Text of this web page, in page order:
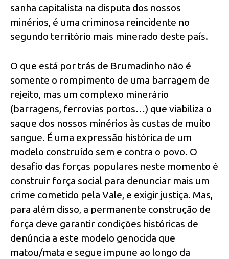
sanha capitalista na disputa dos nossos
minérios, é uma criminosa reincidente no
segundo território mais minerado deste país.
O que está por trás de Brumadinho não é
somente o rompimento de uma barragem de
rejeito, mas um complexo minerário
(barragens, ferrovias portos…) que viabiliza o
saque dos nossos minérios às custas de muito
sangue. É uma expressão histórica de um
modelo construído sem e contra o povo. O
desafio das forças populares neste momento é
construir força social para denunciar mais um
crime cometido pela Vale, e exigir justiça. Mas,
para além disso, a permanente construção de
força deve garantir condições históricas de
denúncia a este modelo genocida que
matou/mata e segue impune ao longo da